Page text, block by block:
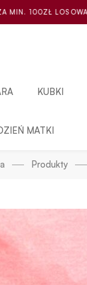
GRATIS
KUBKI
MATKI
Produkty